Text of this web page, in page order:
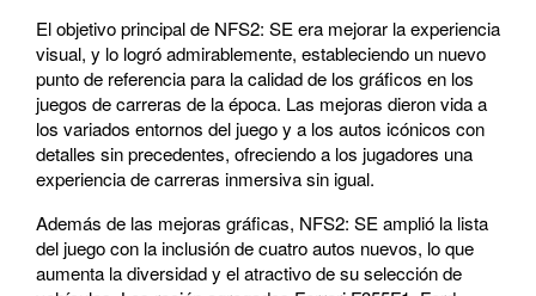
El objetivo principal de NFS2: SE era mejorar la experiencia
visual, y lo logró admirablemente, estableciendo un nuevo
punto de referencia para la calidad de los gráficos en los
juegos de carreras de la época. Las mejoras dieron vida a
los variados entornos del juego y a los autos icónicos con
detalles sin precedentes, ofreciendo a los jugadores una
experiencia de carreras inmersiva sin igual.
Además de las mejoras gráficas, NFS2: SE amplió la lista
del juego con la inclusión de cuatro autos nuevos, lo que
aumenta la diversidad y el atractivo de su selección de